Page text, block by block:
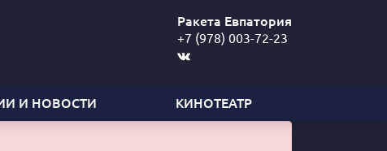
Ракета Евпатория
+7 (978) 003-72-23
И НОВОСТИ КИНОТЕАТР